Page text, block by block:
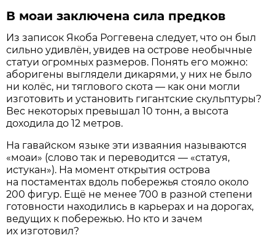
В моаи заключена сила предков
Из записок Якоба Роггевена следует, что он был
сильно удивлён, увидев на острове необычные
статуи огромных размеров. Понять его можно:
аборигены выглядели дикарями, у них не было
ни колёс, ни тяглового скота — как они могли
изготовить и установить гигантские скульптуры?
Вес некоторых превышал 10 тонн, а высота
доходила до 12 метров.
На гавайском языке эти изваяния называются
«моаи» (слово так и переводится — «статуя,
истукан»). На момент открытия острова
на постаментах вдоль побережья стояло около
200 фигур. Ещё не менее 700 в разной степени
готовности находились в карьерах и на дорогах,
ведущих к побережью. Но кто и зачем
их изготовил?